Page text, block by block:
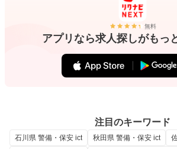
無料
アプリなら求人探しがもっ
注目のキーワード
石川県 警備・保安 ict 秋田県 警備・保安 ict